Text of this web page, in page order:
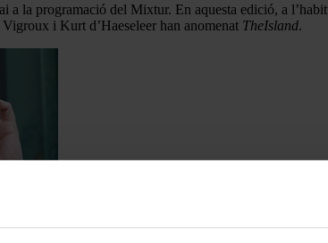
a la programació del Mixtur. En aquesta edició, a
i Kurt d’Haeseleer han anomenat TheIsland.